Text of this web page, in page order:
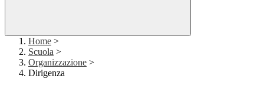
Home >
Scuola >
Organizzazione >
Dirigenza